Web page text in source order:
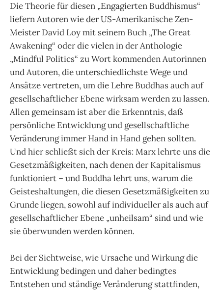
Die Theorie für diesen „Engagierten Buddhismus“
liefern Autoren wie der US-Amerikanische Zen-
Meister David Loy mit seinem Buch „The Great
Awakening“ oder die vielen in der Anthologie
„Mindful Politics“ zu Wort kommenden Autorinnen
und Autoren, die unterschiedlichste Wege und
Ansätze vertreten, um die Lehre Buddhas auch auf
gesellschaftlicher Ebene wirksam werden zu lassen.
Allen gemeinsam ist aber die Erkenntnis, daß
persönliche Entwicklung und gesellschaftliche
Veränderung immer Hand in Hand gehen sollten.
Und hier schließt sich der Kreis: Marx lehrte uns die
Gesetzmäßigkeiten, nach denen der Kapitalismus
funktioniert – und Buddha lehrt uns, warum die
Geisteshaltungen, die diesen Gesetzmäßigkeiten zu
Grunde liegen, sowohl auf individueller als auch auf
gesellschaftlicher Ebene „unheilsam“ sind und wie
sie überwunden werden können.
Bei der Sichtweise, wie Ursache und Wirkung die
Entwicklung bedingen und daher bedingtes
Entstehen und ständige Veränderung stattfinden,